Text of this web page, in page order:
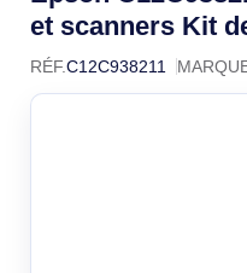
et scanners Kit
RÉF.C12C938211